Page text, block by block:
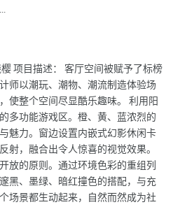
项目描述： 客厅空间被赋予了标榜
师以潮玩、潮物、潮流制造体验场
使整个空间尽显酷乐趣味。 利用阳
多功能游戏区。橙、黄、蓝浓烈的
魅力。窗边设置内嵌式幻影休闲卡
射，融合出令人惊喜的视觉效果。
放的原则。通过环境色彩的重组列
黑、墨绿、暗红撞色的搭配，与充
场景都生动起来，自然而然成为社